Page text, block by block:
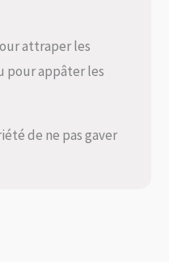
attraper les
pour appâter les
de ne pas gaver